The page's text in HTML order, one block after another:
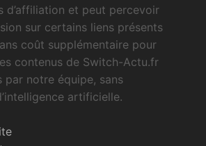
d’affiliation et peut percevoir
sur certains liens présents
coût supplémentaire pour
contenus de Switch-Actu.fr
par notre équipe, sans
artificielle.